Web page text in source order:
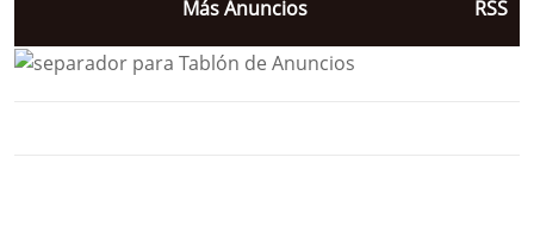
Más Anuncios RSS